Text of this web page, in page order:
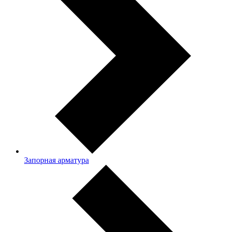
Запорная арматура